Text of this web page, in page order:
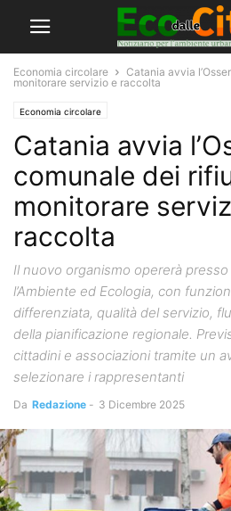
Economia circolare
Catania avvia
monitorare servizio e raccolta
Economia circolare
Catania avvia
comunale dei
monitorare
raccolta
Il nuovo organismo opererà
l’Ambiente ed Ecologia, con
differenziata, qualità del servizio,
della pianificazione regionale.
cittadini e associazioni tramite un
selezionare i rappresentanti
Da Redazione - 3 Dicembre 2025